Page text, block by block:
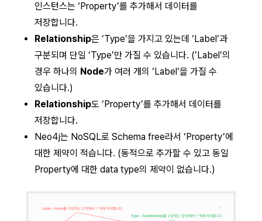
인스턴스는 ‘Property’를 추가해서 데이터를
저장합니다.
Relationship은 ‘Type’을 가지고 있는데 ‘Label’과
구분되며 단일 ‘Type’만 가질 수 있습니다. (’Label’의
경우 하나의
Node가 여러 개의 ‘Label’을 가질 수
있습니다.)
Relationship도 ‘Property’를 추가해서 데이터를
저장합니다.
Neo4j는 NoSQL로 Schema free라서 ‘Property’에
대한 제약이 적습니다. (동적으로 추가할 수 있고 동일
Property에 대한 data type의 제약이 없습니다.)